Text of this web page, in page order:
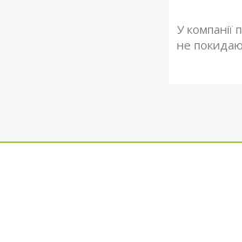
У компанії
не